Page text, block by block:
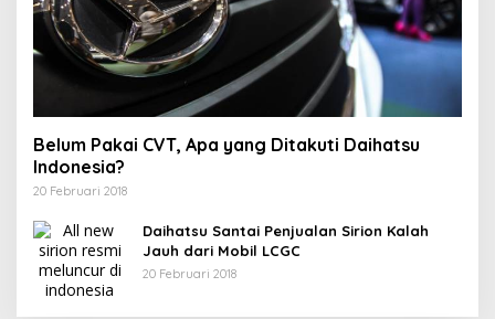
Belum Pakai CVT, Apa yang Ditakuti Daihatsu
Indonesia?
20 Februari 2018
Daihatsu Santai Penjualan Sirion Kalah
Jauh dari Mobil LCGC
20 Februari 2018